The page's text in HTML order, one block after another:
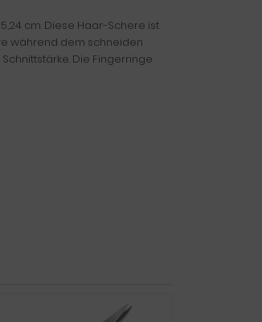
cm. Diese Haar-Schere ist
während dem schneiden
Die Fingerringe